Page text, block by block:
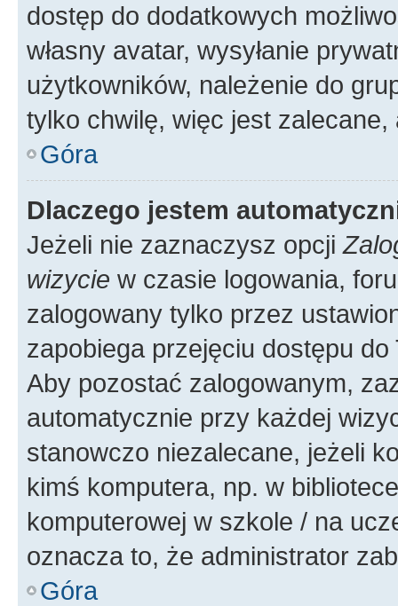
dostęp do dodatkowych
własny avatar, wysyłanie
użytkowników, należenie do
tylko chwilę, więc jest zalecane,
Góra
Dlaczego jestem
Jeżeli nie zaznaczysz opcji
wizycie w czasie logowania,
zalogowany tylko przez
zapobiega przejęciu dostępu
Aby pozostać zalogowanym,
automatycznie przy każdej
stanowczo niezalecane, jeżeli
kimś komputera, np. w
komputerowej w szkole / na
oznacza to, że administrator
Góra